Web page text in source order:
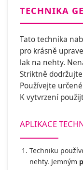
TECHNIKA
Tato technika
pro krásně
lak na nehty.
Striktně
Používejte
K vytvrzení
APLIKACE
Techniku
nehty. Jemným